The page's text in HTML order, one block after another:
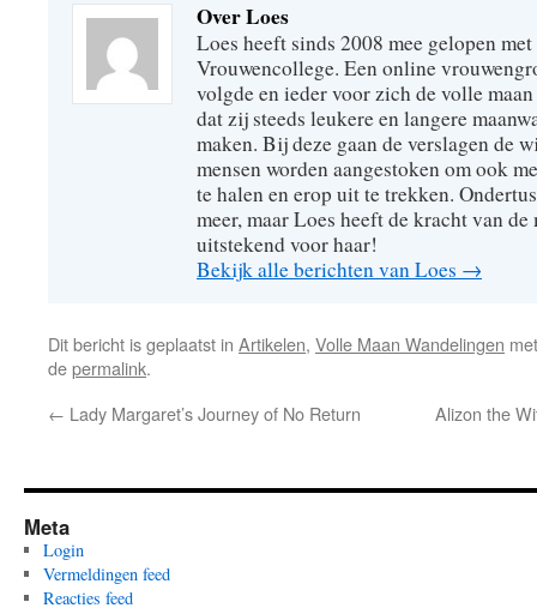
Over Loes
Loes heeft sinds 2008 mee gelopen
Vrouwencollege. Een online
volgde en ieder voor zich de volle
dat zij steeds leukere en langere
maken. Bij deze gaan de verslagen de
mensen worden aangestoken om ook
te halen en erop uit te trekken.
meer, maar Loes heeft de kracht van
uitstekend voor haar!
Bekijk alle berichten van Loes →
Dit bericht is geplaatst in Artikelen, Volle Maan Wandelingen
depermalink.
← Lady Margaret’s Journey of No Return Alizon the
Meta
Login
Vermeldingen feed
Reacties feed